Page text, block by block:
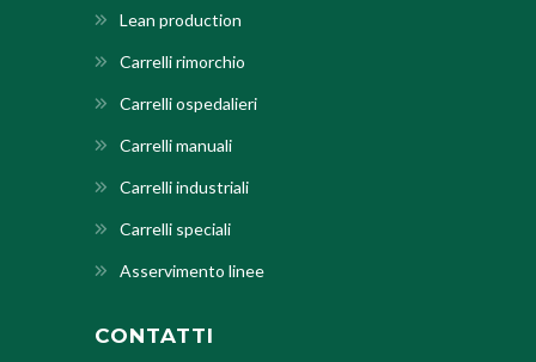
Lean production
Carrelli rimorchio
Carrelli ospedalieri
Carrelli manuali
Carrelli industriali
Carrelli speciali
Asservimento linee
CONTATTI